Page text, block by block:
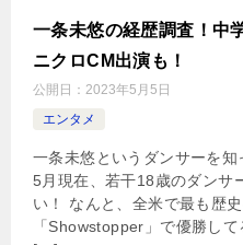
一条未悠の経歴調査！中
ニクロCM出演も！
公開日： 2023年5月5日
エンタメ
一条未悠というダンサーを
5月現在、若干18歳のダンサ
い！ なんと、全米で最も歴
「Showstopper」で優勝し